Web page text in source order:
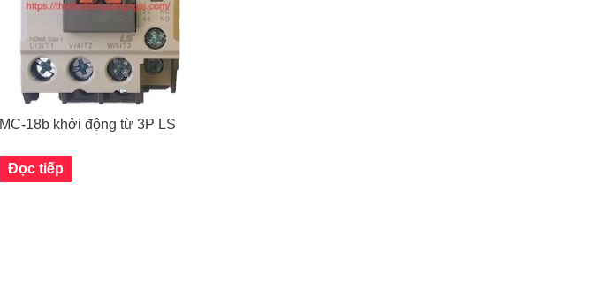
MC-18b khởi động từ 3P LS
Đọc tiếp